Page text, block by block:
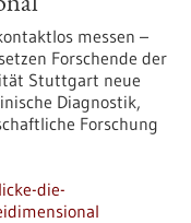
messen –
Forschende der
Stuttgart neue
Diagnostik,
Forschung
die-